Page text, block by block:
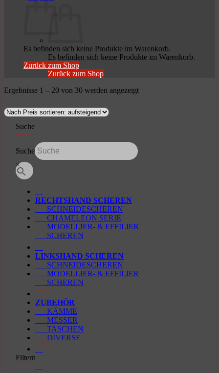
Es befinden sich keine Produkte im Warenkorb.
Zurück zum Shop
Es befinden sich keine Produkte im Warenkorb.
Zurück zum Shop
Ergebnisse 1 – 20 von 30 werden angezeigtNach
Suche
Suche
×
RECHTSHAND SCHEREN
SCHNEIDESCHEREN
CHAMELEON SERIE
MODELLIER- & EFFILIER
SCHEREN
LINKSHAND SCHEREN
SCHNEIDESCHEREN
MODELLIER- & EFFILIER
SCHEREN
ZUBEHÖR
KÄMME
MESSER
TASCHEN
DIVERSE
Filtern